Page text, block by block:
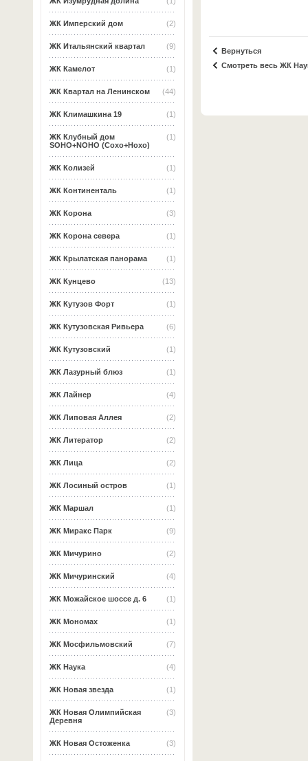
(2)
ЖК Имперский дом
(9)
ЖК Итальянский квартал
(1)
ЖК Камелот
(44)
ЖК Квартал на Ленинском
(1)
ЖК Климашкина 19
(1)
ЖК Клубный дом
SOHO+NOHO (Сохо+Нохо)
(1)
ЖК Колизей
(1)
ЖК Континенталь
(3)
ЖК Корона
(1)
ЖК Корона севера
(1)
ЖК Крылатская панорама
(13)
ЖК Кунцево
(1)
ЖК Кутузов Форт
(6)
ЖК Кутузовская Ривьера
(1)
ЖК Кутузовский
(1)
ЖК Лазурный блюз
(4)
ЖК Лайнер
(2)
ЖК Липовая Аллея
(2)
ЖК Литератор
(2)
ЖК Лица
(1)
ЖК Лосиный остров
(1)
ЖК Маршал
(9)
ЖК Миракс Парк
(2)
ЖК Мичурино
(4)
ЖК Мичуринский
(1)
ЖК Можайское шоссе д. 6
(1)
ЖК Мономах
(7)
ЖК Мосфильмовский
(4)
ЖК Наука
(1)
ЖК Новая звезда
(3)
ЖК Новая Олимпийская
Деревня
(3)
ЖК Новая Остоженка
Вернуться
Смотреть весь ЖК